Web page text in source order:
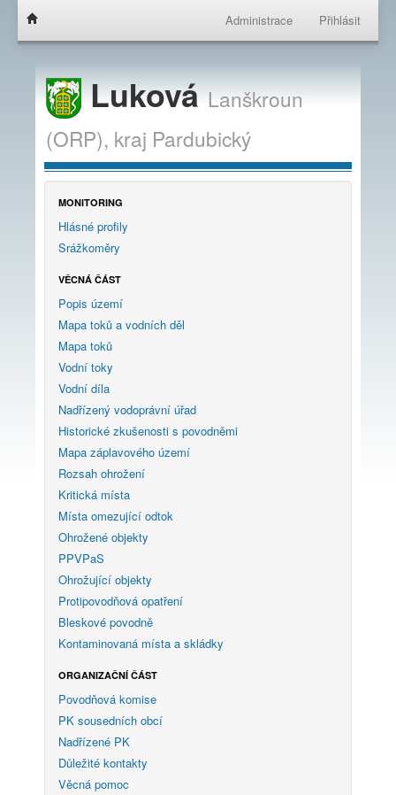
Administrace Přihlásit
LukováLanškroun
(ORP), kraj Pardubický
MONITORING
Hlásné profily
Srážkoměry
VĚCNÁ ČÁST
Popis území
Mapa toků a vodních děl
Mapa toků
Vodní toky
Vodní díla
Nadřízený vodoprávní úřad
Historické zkušenosti s povodněmi
Mapa záplavového území
Rozsah ohrožení
Kritická místa
Místa omezující odtok
Ohrožené objekty
PPVPaS
Ohrožující objekty
Protipovodňová opatření
Bleskové povodně
Kontaminovaná místa a skládky
ORGANIZAČNÍ ČÁST
Povodňová komise
PK sousedních obcí
Nadřízené PK
Důležité kontakty
Věcná pomoc